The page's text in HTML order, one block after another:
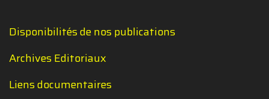
Disponibilités de nos publications
Archives Editoriaux
Liens documentaires